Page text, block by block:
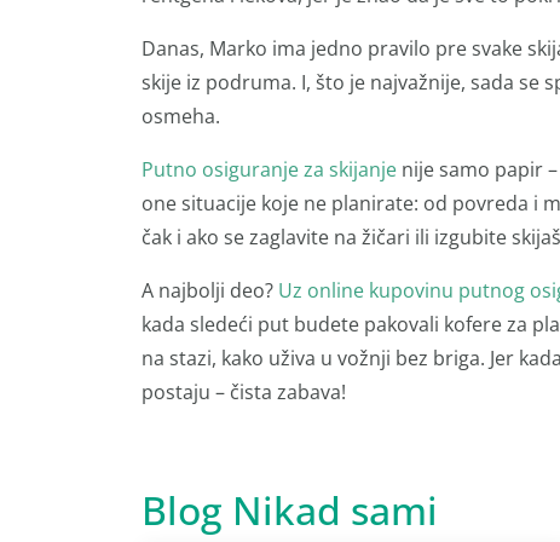
Danas, Marko ima jedno pravilo pre svake
skije iz podruma. I, što je najvažnije, sada se
osmeha.
Putno osiguranje za skijanje nije samo papir
one situacije koje ne planirate: od povreda i
čak i ako se zaglavite na žičari ili izgubite
A najbolji deo? Uz online kupovinu putnog
kada sledeći put budete pakovali kofere za
na stazi, kako uživa u vožnji bez briga. Jer
postaju – čista zabava!
Blog Nikad sami